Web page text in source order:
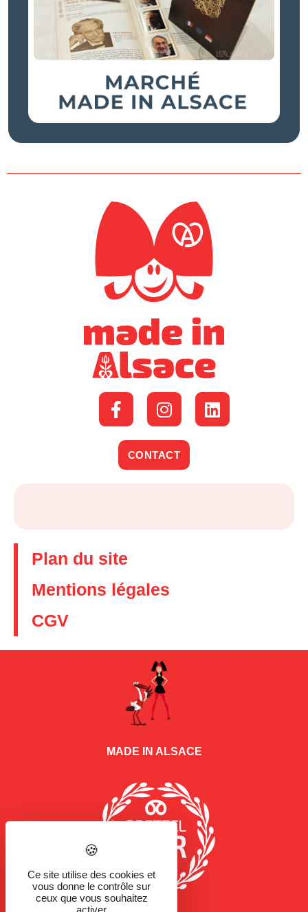
CONTACT
Plan du site
Mentions légales
CGV
MADE IN ALSACE
Ce site utilise des cookies et
vous donne le contrôle sur
ceux que vous souhaitez
activer